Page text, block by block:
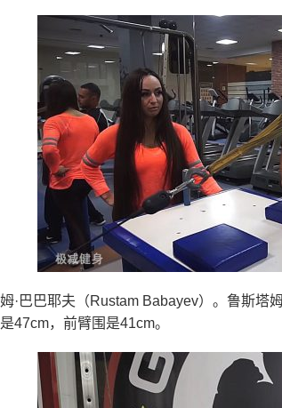
·巴巴耶夫（Rustam Babayev）。鲁斯
47cm，前臂围是41cm。